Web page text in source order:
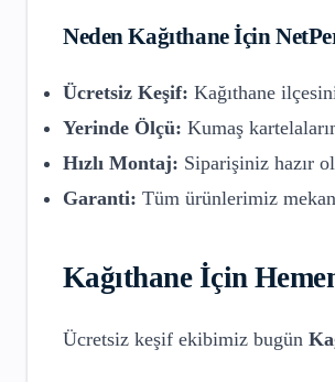
NedenKağıthaneİçin
Ücretsiz Keşif: Kağıthane
Yerinde Ölçü: Kumaş
Hızlı Montaj: Siparişiniz hazır
Garanti: Tüm ürünlerimiz
Kağıthaneİçin
Ücretsiz keşif ekibimiz bugün